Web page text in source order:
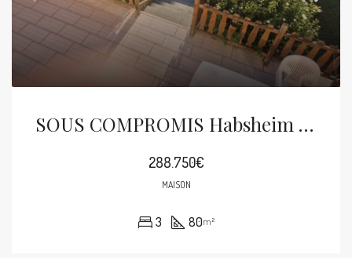
SOUS COMPROMIS Habsheim Maison 5p De 1997 Sur 5.19 Ares
288.750€
MAISON
3 80m²